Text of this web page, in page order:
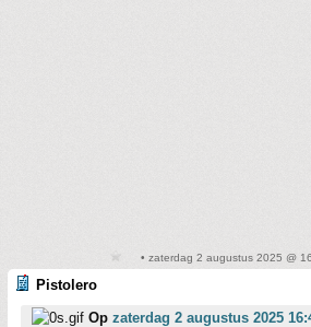
• zaterdag 2 augustus 2025 @
Pistolero
Op zaterdag 2 augustus 2025